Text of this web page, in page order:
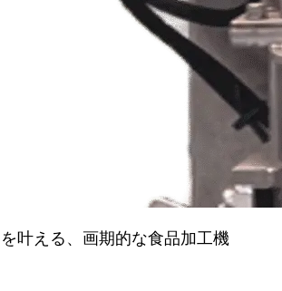
叶える、画期的な食品加工機